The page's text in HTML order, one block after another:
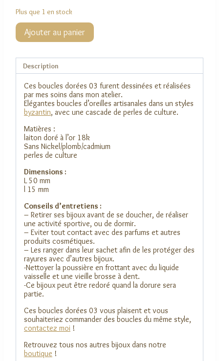
Plus que 1 en stock
quantité
Boucles
03
Ajouter au panier
Description
Ces boucles dorées 03 furent dessinées et réalisées
par mes soins dans mon atelier.
Elégantes boucles d’oreilles artisanales dans un styles
byzantin, avec une cascade de perles de culture.
Matières :
laiton doré à l’or 18k
Sans Nickel/plomb/cadmium
perles de culture
Dimensions :
L 50 mm
l 15 mm
Conseils d’entretiens :
– Retirer ses bijoux avant de se doucher, de réaliser
une activité sportive, ou de dormir.
– Eviter tout contact avec des parfums et autres
produits cosmétiques.
– Les ranger dans leur sachet afin de les protéger des
rayures avec d’autres bijoux.
-Nettoyer la poussière en frottant avec du liquide
vaisselle et une vieille brosse à dent.
-Ce bijoux peut être redoré quand la dorure sera
partie.
Ces boucles dorées 03 vous plaisent et vous
souhaiteriez commander des boucles du même style,
contactez moi !
Retrouvez tous nos autres bijoux dans notre
boutique !